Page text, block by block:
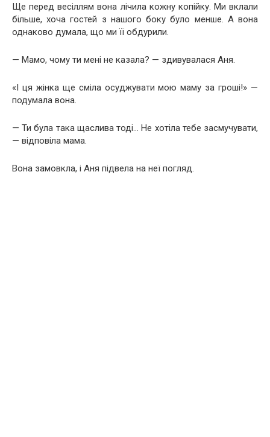
Ще перед весіллям вона лічила кожну копійку. Ми вклали
більше, хоча гостей з нашого боку було менше. А вона
однаково думала, що ми її обдурили.
— Мамо, чому ти мені не казала? — здивувалася Аня.
«І ця жінка ще сміла осуджувати мою маму за гроші!» —
подумала вона.
— Ти була така щаслива тоді… Не хотіла тебе засмучувати,
— відповіла мама.
Вона замовкла, і Аня підвела на неї погляд.